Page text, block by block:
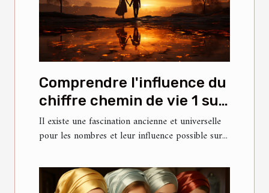
Comprendre l'influence du
chiffre chemin de vie 1 sur
la personnalité et les
relations
Il existe une fascination ancienne et universelle
pour les nombres et leur influence possible sur...